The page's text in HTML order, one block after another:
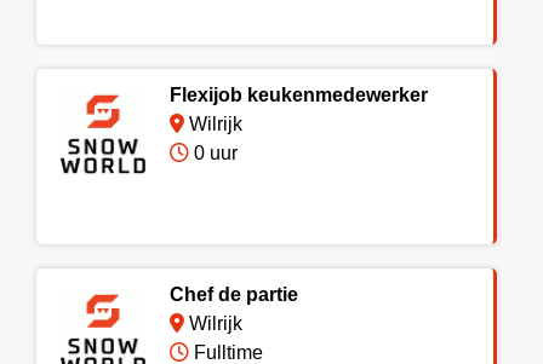
Flexijob keukenmedewerker
Wilrijk
0 uur
Chef de partie
Wilrijk
Fulltime